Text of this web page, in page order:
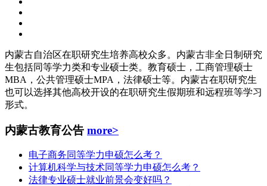
内蒙古自治区在职研究生培养高校众多。内蒙古非全日制研究
生包括同等学力类和专业硕士类。教育硕士，工商管理硕士
MBA，公共管理硕士MPA，法律硕士等。内蒙古在职研究生
也可以选择其他高校开设的在职研究生假期班和远程班等学习
形式。
内蒙古教育公告 more>
电子商务同等学力申硕怎么考？
计算机科学与技术同等学力申硕怎么考？
法律专业硕士就业前景会变好吗？